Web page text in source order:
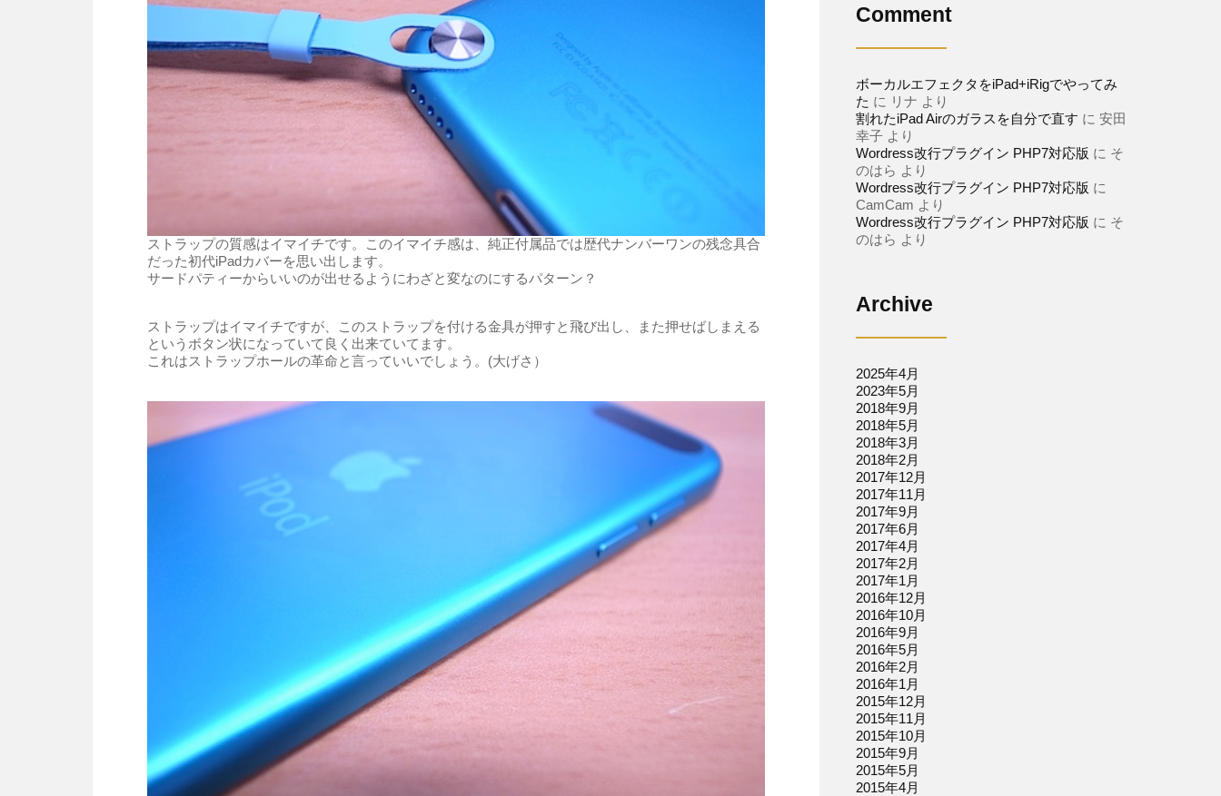
ストラップの質感はイマイチです。このイマイチ感は、純正付属品では歴代ナンバーワンの残念具合
だった初代iPadカバーを思い出します。
サードパティーからいいのが出せるようにわざと変なのにするパターン？
ストラップはイマイチですが、このストラップを付ける金具が押すと飛び出し、また押せばしまえる
というボタン状になっていて良く出来ていてます。
これはストラップホールの革命と言っていいでしょう。(大げさ）
Comment
ボーカルエフェクタをiPad+iRigでやってみ
た に リナ より
割れたiPad Airのガラスを自分で直す に 安田
幸子 より
Wordress改行プラグイン PHP7対応版 に そ
のはら より
Wordress改行プラグイン PHP7対応版 に
CamCam より
Wordress改行プラグイン PHP7対応版 に そ
のはら より
Archive
2025年4月
2023年5月
2018年9月
2018年5月
2018年3月
2018年2月
2017年12月
2017年11月
2017年9月
2017年6月
2017年4月
2017年2月
2017年1月
2016年12月
2016年10月
2016年9月
2016年5月
2016年2月
2016年1月
2015年12月
2015年11月
2015年10月
2015年9月
2015年5月
2015年4月